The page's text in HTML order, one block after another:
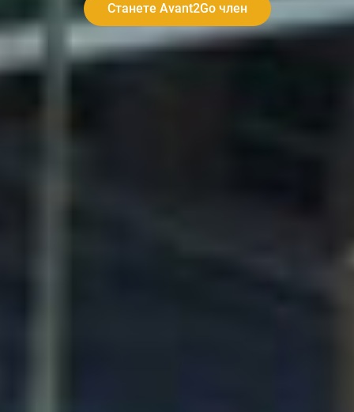
Станете Avant2Go член